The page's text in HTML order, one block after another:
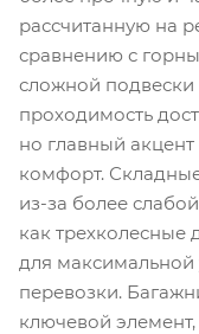
рассчитанную на
сравнению с
сложной подвески
проходимость
но главный
комфорт.
из-за более
как трехколесные
для максимальной
перевозки.
ключевой